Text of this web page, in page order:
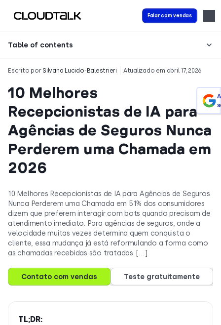
Falar com vendas
Table of contents
Escrito por Silvana Lucido-Balestrieri Atualizado em abril 17, 2026
10 Melhores
Recepcionistas de IA para
Agências de Seguros Nunca
Perderem uma Chamada em
2026
10 Melhores Recepcionistas de IA para Agências de Seguros
Nunca Perderem uma Chamada em 51% dos consumidores
dizem que preferem interagir com bots quando precisam de
atendimento imediato. Para agências de seguros, onde a
velocidade muitas vezes determina quem conquista o
cliente, essa mudança já está reformulando a forma como
as chamadas recebidas são tratadas. […]
Contato com vendas Teste gratuitamente
TL;DR: